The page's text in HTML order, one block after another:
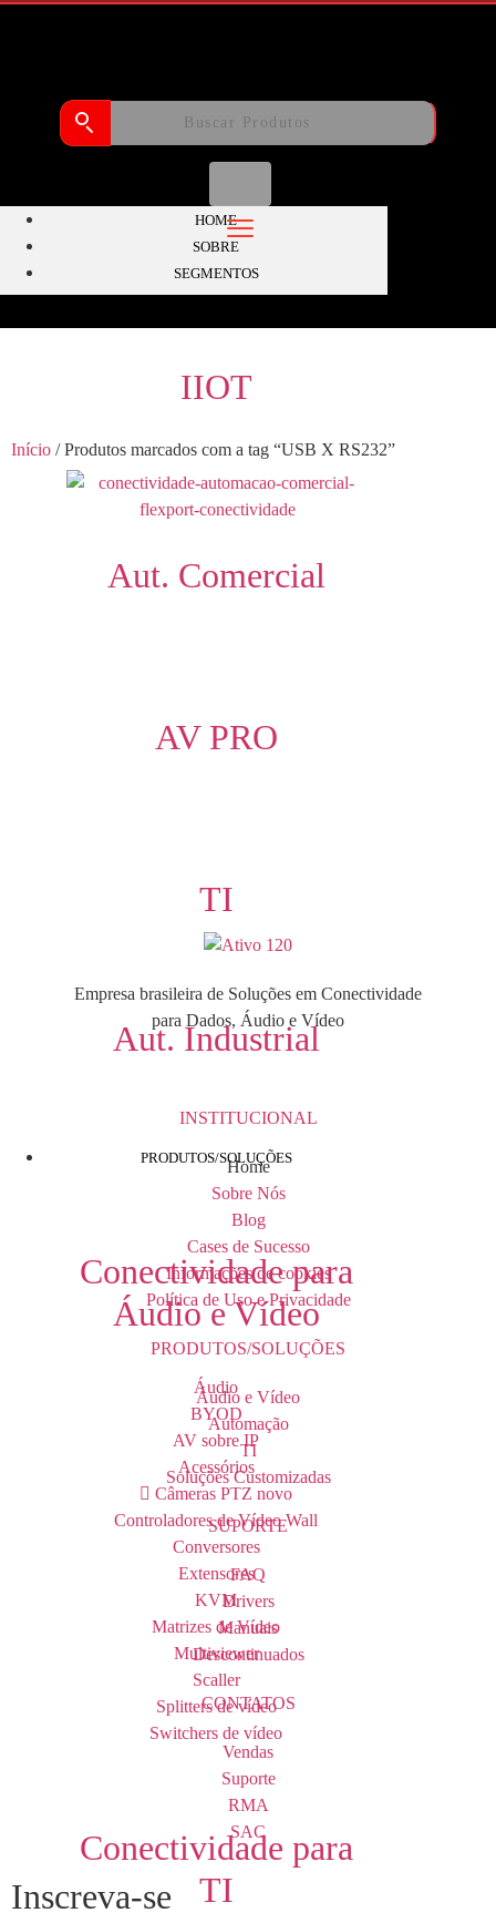
HOME
SOBRE
SEGMENTOS
IIOT
Aut. Comercial
AV PRO
TI
Aut. Industrial
PRODUTOS/SOLUÇÕES
Conectividade para
Áudio e Vídeo
Áudio
BYOD
AV sobre IP
Acessórios
Câmeras PTZ novo
Controladores de Vídeo Wall
Conversores
Extensores
KVM
Matrizes de Vídeo
Multiviewer
Scaller
Splitters de vídeo
Switchers de vídeo
Conectividade para
TI
Início / Produtos marcados com a tag “USB X RS232”
Empresa brasileira de Soluções em Conectividade
para Dados, Áudio e Vídeo
INSTITUCIONAL
Home
Sobre Nós
Blog
Cases de Sucesso
Informações de cookies
Política de Uso e Privacidade
PRODUTOS/SOLUÇÕES
Áudio e Vídeo
Automação
TI
Soluções Customizadas
SUPORTE
FAQ
Drivers
Manuais
Descontinuados
CONTATOS
Vendas
Suporte
RMA
SAC
Inscreva-se